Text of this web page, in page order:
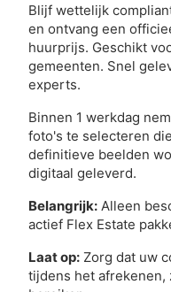
Blijf wettelijk
en ontvang een
huurprijs. Geschikt
gemeenten. Snel
experts.
Binnen 1 werkdag
foto's te selecteren
definitieve beelden
digitaal geleverd.
Belangrijk: Alleen
actief Flex Estate
Laat op: Zorg dat uw
tijdens het afrekenen,